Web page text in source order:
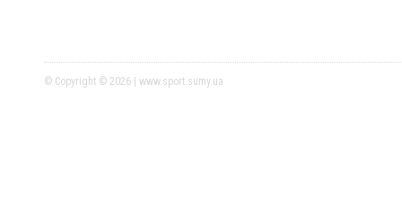
© Copyright © 2026 | www.sport.sumy.ua